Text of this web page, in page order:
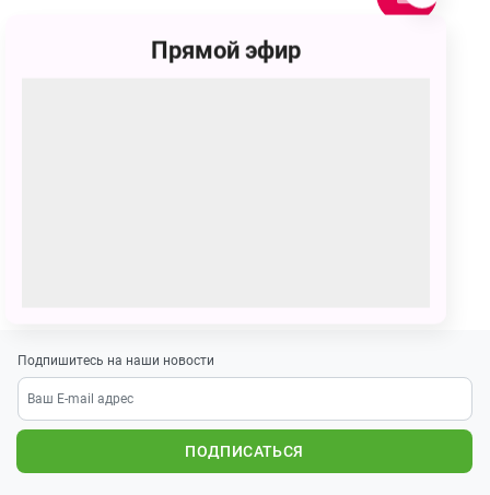
Подпишитесь на наши новости
ПОДПИСАТЬСЯ
Прямой эфир